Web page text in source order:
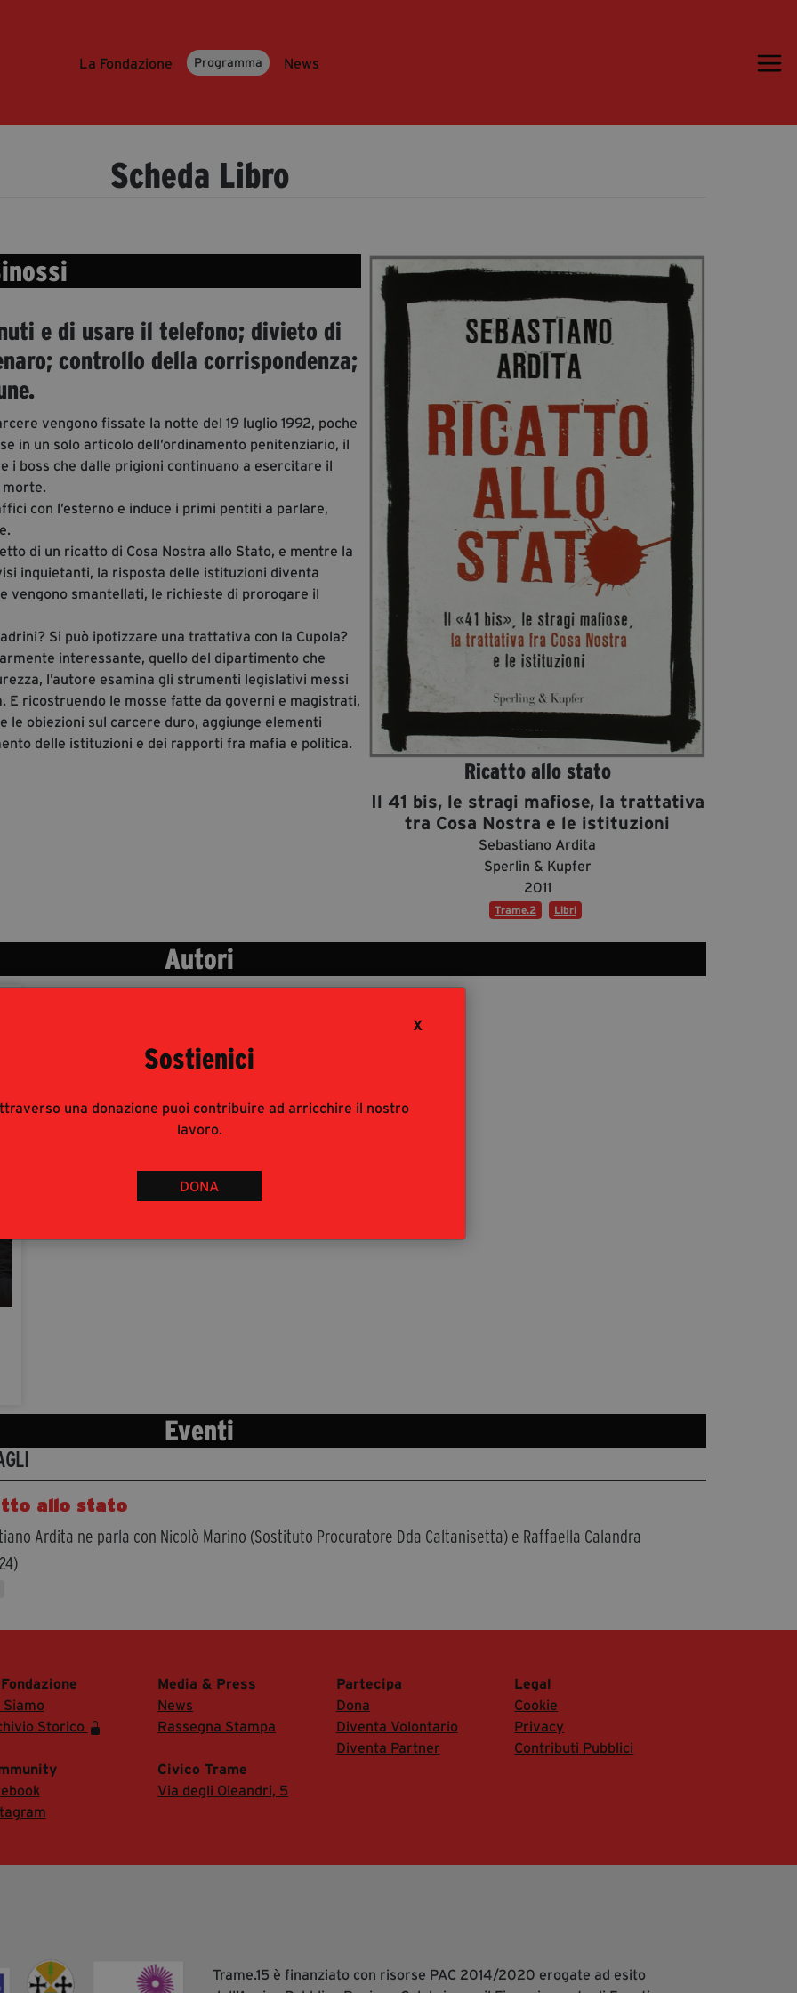
X
Sostienici
una donazione puoi contribuire ad arricchire il nostro
lavoro.
DONA
La Fondazione Programma News
Ospiti
Accrediti Stampa
Cartella Stampa
Rassegna Stampa
Diventa Partner
Dona
Fondazione Trame
Chi Siamo
Civico Trame
#Trameascuola
Visioni Civiche
Mostra 3D - Visioni Civiche
Il Diritto di Essere
Archivio Storico
Contatti
segreteria@tramefestival.it
info@tramefestival.it
+39 346 954 4078
Scheda Libro
e di usare il telefono; divieto di
controllo della corrispondenza;
vengono fissate la notte del 19 luglio 1992, poche
in un solo articolo dell’ordinamento penitenziario, il
i boss che dalle prigioni continuano a esercitare il
con l’esterno e induce i primi pentiti a parlare,
di un ricatto di Cosa Nostra allo Stato, e mentre la
inquietanti, la risposta delle istituzioni diventa
vengono smantellati, le richieste di prorogare il
Si può ipotizzare una trattativa con la Cupola?
interessante, quello del dipartimento che
l’autore esamina gli strumenti legislativi messi
E ricostruendo le mosse fatte da governi e magistrati,
obiezioni sul carcere duro, aggiunge elementi
delle istituzioni e dei rapporti fra mafia e politica.
Ricatto allo stato
Il 41 bis, le stragi mafiose, la trattativa
tra Cosa Nostra e le istituzioni
Sebastiano Ardita
Sperlin & Kupfer
2011
Trame.2 Libri
Autori
Eventi
allo stato
Ardita ne parla con Nicolò Marino (Sostituto Procuratore Dda Caltanisetta) e Raffaella Calandra
Siamo
Storico
Media & Press
News
Rassegna Stampa
Partecipa
Dona
Diventa Volontario
Diventa Partner
Legal
Cookie
Privacy
Contributi Pubblici
Civico Trame
Via degli Oleandri, 5
Trame.15 è finanziato con risorse PAC 2014/2020 erogate ad esito